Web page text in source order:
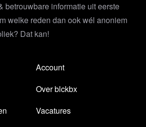
betrouwbare informatie uit eerste
welke reden dan ook wél anoniem
Dat kan!
Account
Over blckbx
Vacatures